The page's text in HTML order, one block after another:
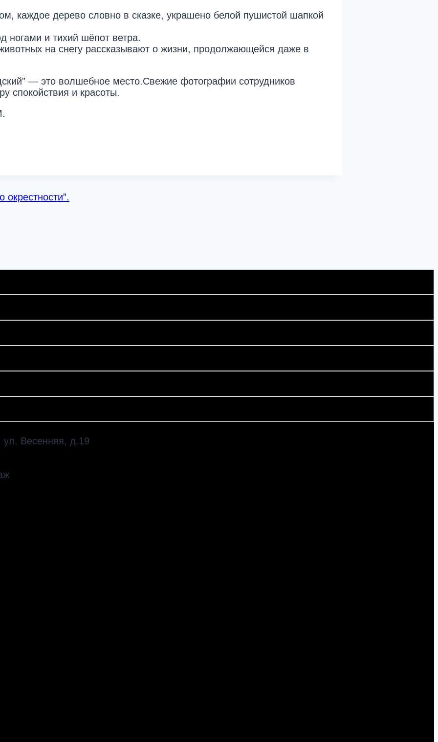
каждое дерево словно в сказке, украшено белой пушистой шапкой
ногами и тихий шёпот ветра.
на снегу рассказывают о жизни, продолжающейся даже в
— это волшебное место.Свежие фотографии сотрудников
спокойствия и красоты.
окрестности”.
ул. Весенняя, д.19